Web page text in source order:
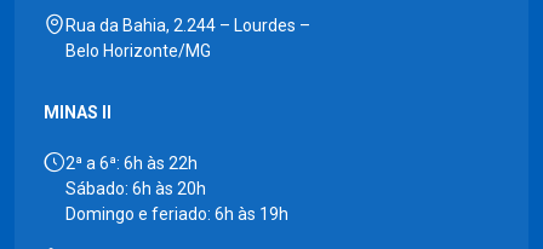
Rua da Bahia, 2.244 – Lourdes –
Belo Horizonte/MG
MINAS II
2ª a 6ª: 6h às 22h
Sábado: 6h às 20h
Domingo e feriado: 6h às 19h